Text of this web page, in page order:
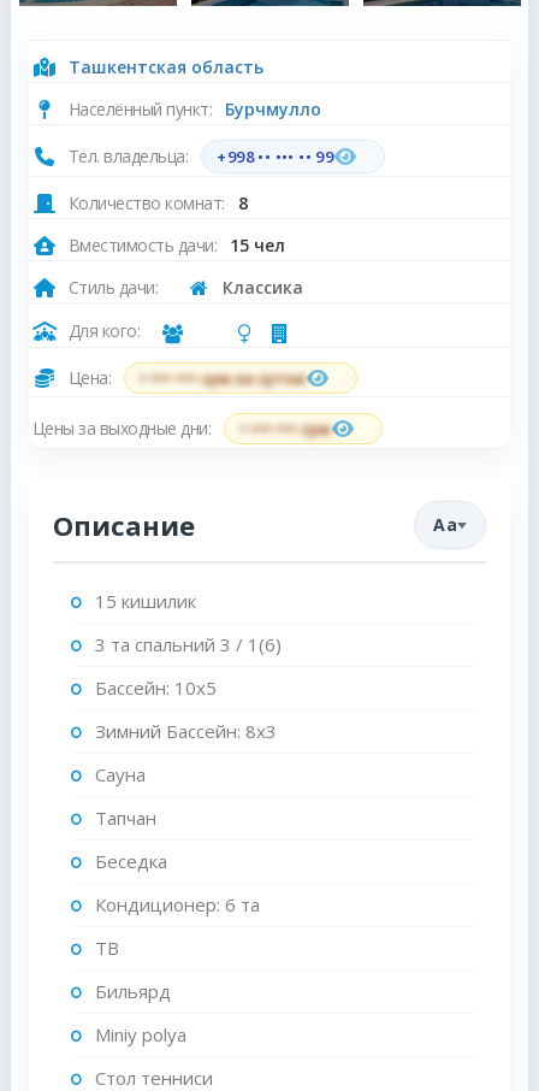
Ташкентская область
Населённый пункт:
Бурчмулло
Тел. владельца: +998 •• ••• •• 99
Количество комнат:
8
Вместимость дачи:
15 чел
Стиль дачи:
Классика
Для кого:
Цена: • ••• ••• сум за сутки
Цены за выходные дни: • ••• ••• сум
Описание Aa
15 кишилик
3 та спальний 3 / 1(6)
Бассейн: 10x5
Зимний Бассейн: 8x3
Сауна
Тапчан
Беседка
Кондиционер: 6 та
ТВ
Бильярд
Miniy polya
Стол тенниси